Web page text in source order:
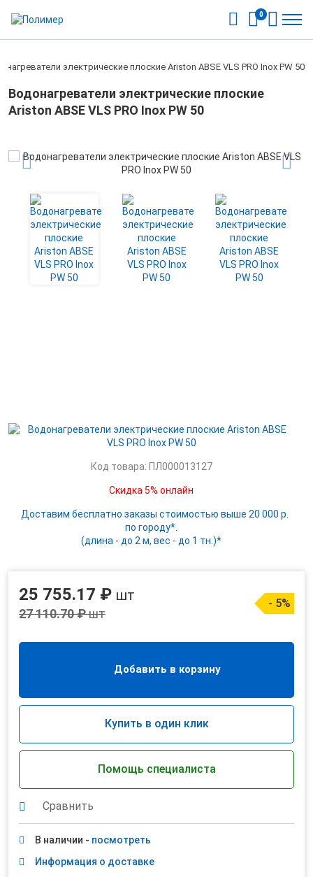
0
электрические плоские Ariston ABSE VLS PRO Inox PW 50
Водонагреватели электрические плоские
Ariston ABSE VLS PRO Inox PW 50
Код товара: ПЛ000013127
Скидка 5% онлайн
Доставим бесплатно заказы стоимостью выше 20 000 р.
по городу*.
(длина - до 2 м, вес - до 1 тн.)*
25 755.17 ₽ шт
27 110.70 ₽шт
- 5%
Добавить в корзину
Купить в один клик
Помощь специалиста
Сравнить
В наличии - посмотреть
Информация о доставке